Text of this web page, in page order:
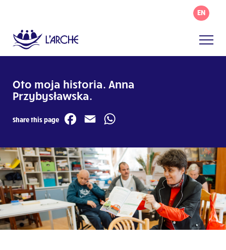
EN
Oto moja historia. Anna
Przybysławska.
Share this page Facebook
Email